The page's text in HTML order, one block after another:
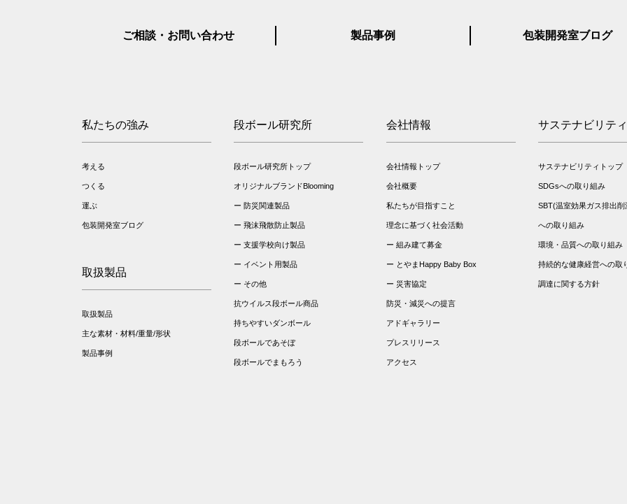
ご相談・お問い合わせ 製品事例 包装開発室ブログ
私たちの強み
考える
つくる
運ぶ
包装開発室ブログ
取扱製品
取扱製品
主な素材・材料/重量/形状
製品事例
段ボール研究所
段ボール研究所トップ
オリジナルブランドBlooming
防災関連製品
飛沫飛散防止製品
支援学校向け製品
イベント用製品
その他
抗ウイルス段ボール商品
持ちやすいダンボール
段ボールであそぼ
段ボールでまもろう
会社情報
会社情報トップ
会社概要
私たちが目指すこと
理念に基づく社会活動
組み建て募金
とやまHappy Baby Box
災害協定
防災・減災への提言
アドギャラリー
プレスリリース
アクセス
サステナビリテ
サステナビリティトップ
SDGsへの取り組み
SBT(温室効果ガス排出削
への取り組み
環境・品質への取り組み
持続的な健康経営への取
調達に関する方針